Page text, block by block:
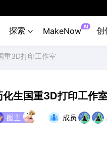
探索  MakeNow AI 创
重3D打印工作室
化生国重3D打印工作
圈主 成员